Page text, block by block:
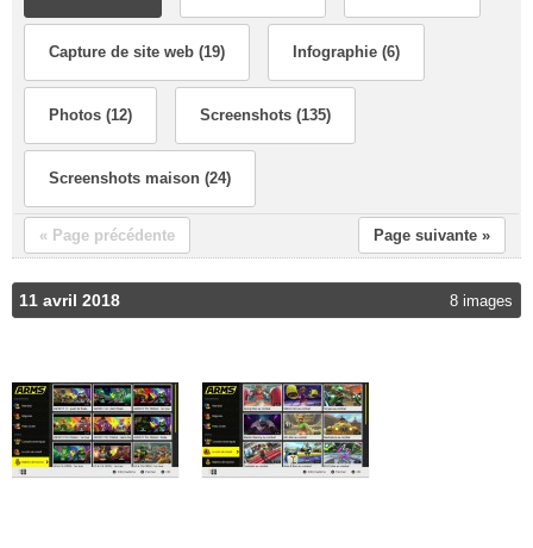
Capture de site web (19) Infographie (6)
Photos (12) Screenshots (135)
Screenshots maison (24)
« Page précédente Page suivante »
11 avril 2018 8 images